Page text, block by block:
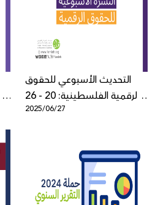
التحديث الأسبوعي للحقوق
الرقمية الفلسطينية: 20 - 26
حزيران
2025/06/27